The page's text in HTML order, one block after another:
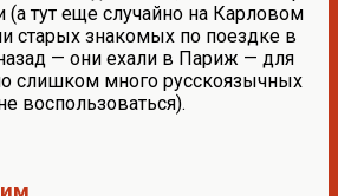
(а тут еще случайно на Карловом
старых знакомых по поездке в
— они ехали в Париж — для
слишком много русскоязычных
воспользоваться).